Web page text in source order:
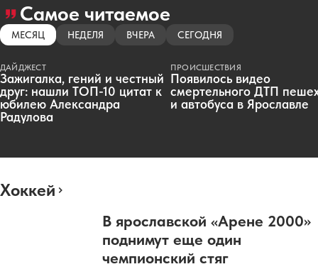
Самое читаемое
МЕСЯЦ НЕДЕЛЯ ВЧЕРА СЕГОДНЯ
ДАЙДЖЕСТ
Зажигалка, гений и честный
друг: нашли ТОП-10 цитат к
юбилею Александра
Радулова
ПРОИСШЕСТВИЯ
Появилось видео
смертельного ДТП
и автобуса в Ярославле
Хоккей
В ярославской «Арене 2000»
поднимут еще один
чемпионский стяг